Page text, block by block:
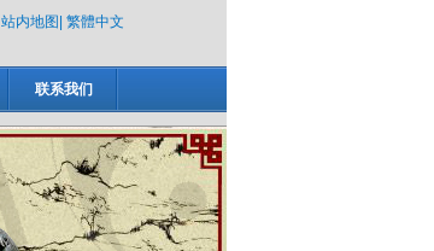
站内地图 繁體中文
联系我们